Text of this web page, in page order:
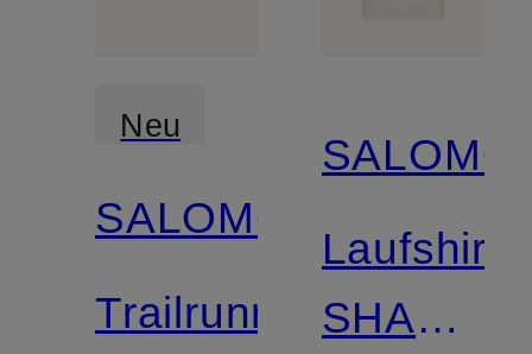
Neu
SALOMON
Trailrunning-
Laufshirt